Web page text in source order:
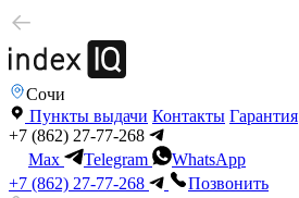
Сочи
Пункты выдачи Контакты Гарантия
+7 (862) 27-77-268
Max
Telegram
WhatsApp
+7 (862) 27-77-268
Позвонить